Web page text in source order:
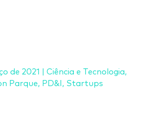
de 2021 Ciência e Tecnologia,
Parque, PD&I , Startups